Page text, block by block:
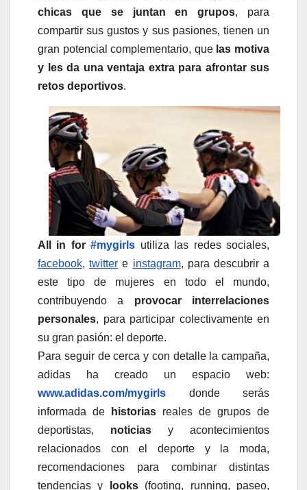
chicas que se juntan en grupos, para
compartir sus gustos y sus pasiones, tienen un
gran potencial complementario, que las motiva
y les da una ventaja extra para afrontar sus
retos deportivos.
All in for#mygirls utiliza las redes sociales,
facebook,twitter e instagram, para descubrir a
este tipo de mujeres en todo el mundo,
contribuyendo a provocar interrelaciones
personales, para participar colectivamente en
su gran pasión: el deporte.
Para seguir de cerca y con detalle la campaña,
adidas ha creado un espacio web:
www.adidas.com/mygirls
donde serás
informada de historias reales de grupos de
deportistas, noticias y acontecimientos
relacionados con el deporte y la moda,
recomendaciones para combinar distintas
tendencias y
looks(footing, running, paseo,